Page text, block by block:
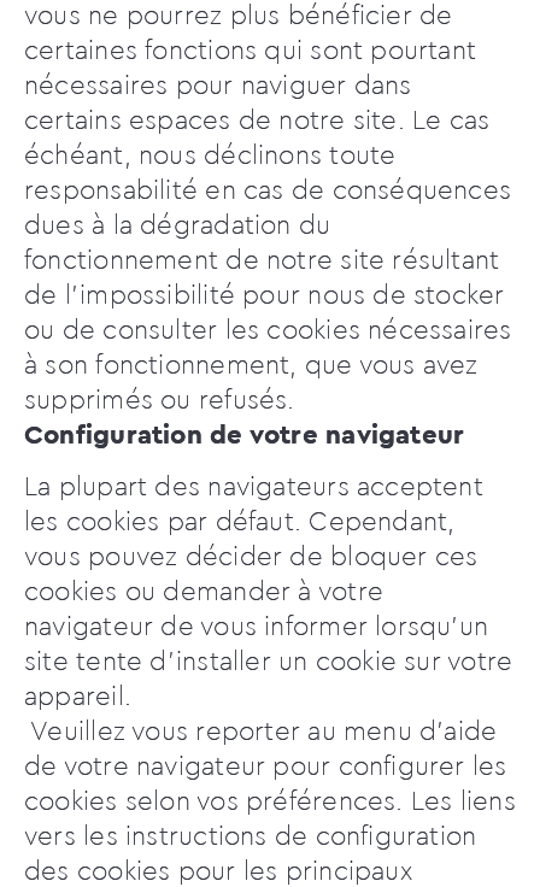
vous ne pourrez plus bénéficier de
certaines fonctions qui sont pourtant
nécessaires pour naviguer dans
certains espaces de notre site. Le cas
échéant, nous déclinons toute
responsabilité en cas de conséquences
dues à la dégradation du
fonctionnement de notre site résultant
de l’impossibilité pour nous de stocker
ou de consulter les cookies nécessaires
à son fonctionnement, que vous avez
supprimés ou refusés.
Configuration de votre navigateur
La plupart des navigateurs acceptent
les cookies par défaut. Cependant,
vous pouvez décider de bloquer ces
cookies ou demander à votre
navigateur de vous informer lorsqu’un
site tente d’installer un cookie sur votre
appareil.
Veuillez vous reporter au menu d’aide
de votre navigateur pour configurer les
cookies selon vos préférences. Les liens
vers les instructions de configuration
des cookies pour les principaux